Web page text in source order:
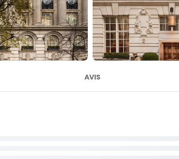
AVIS